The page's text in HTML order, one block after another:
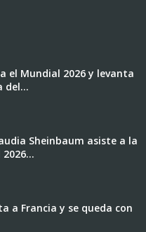
el Mundial 2026 y levanta
del...
Sheinbaum asiste a la
a Francia y se queda con